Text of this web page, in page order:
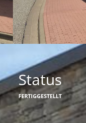
Status
FERTIGGESTELLT